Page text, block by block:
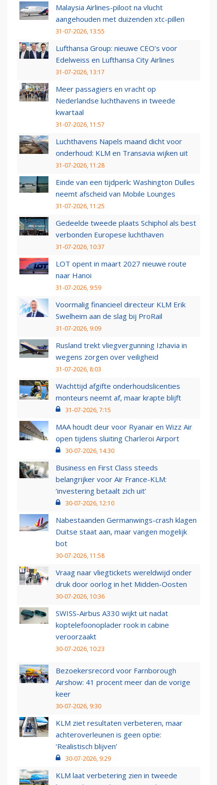
Malaysia Airlines-piloot na vlucht
aangehouden met duizenden xtc-pillen
31-07-2026, 13:55
Lufthansa Group: nieuwe CEO’s voor
Edelweiss en Lufthansa City Airlines
31-07-2026, 13:17
Meer passagiers en vracht op
Nederlandse luchthavens in tweede
kwartaal
31-07-2026, 11:57
Luchthavens Napels maand dicht voor
onderhoud: KLM en Transavia wijken uit
31-07-2026, 11:28
Einde van een tijdperk: Washington Dulles
neemt afscheid van Mobile Lounges
31-07-2026, 11:25
Gedeelde tweede plaats Schiphol als best
verbonden Europese luchthaven
31-07-2026, 10:37
LOT opent in maart 2027 nieuwe route
naar Hanoi
31-07-2026, 9:59
Voormalig financieel directeur KLM Erik
Swelheim aan de slag bij ProRail
31-07-2026, 9:09
Rusland trekt vliegvergunning Izhavia in
wegens zorgen over veiligheid
31-07-2026, 8:03
Wachttijd afgifte onderhoudslicenties
monteurs neemt af, maar krapte blijft
31-07-2026, 7:15
MAA houdt deur voor Ryanair en Wizz Air
open tijdens sluiting Charleroi Airport
30-07-2026, 14:30
Business en First Class steeds
belangrijker voor Air France-KLM:
‘investering betaalt zich uit’
30-07-2026, 12:10
Nabestaanden Germanwings-crash klagen
Duitse staat aan, maar vangen mogelijk
bot
30-07-2026, 11:58
Vraag naar vliegtickets wereldwijd onder
druk door oorlog in het Midden-Oosten
30-07-2026, 10:36
SWISS-Airbus A330 wijkt uit nadat
koptelefoonoplader rook in cabine
veroorzaakt
30-07-2026, 10:23
Bezoekersrecord voor Farnborough
Airshow: 41 procent meer dan de vorige
keer
30-07-2026, 9:30
KLM ziet resultaten verbeteren, maar
achteroverleunen is geen optie:
‘Realistisch blijven’
30-07-2026, 9:29
KLM laat verbetering zien in tweede